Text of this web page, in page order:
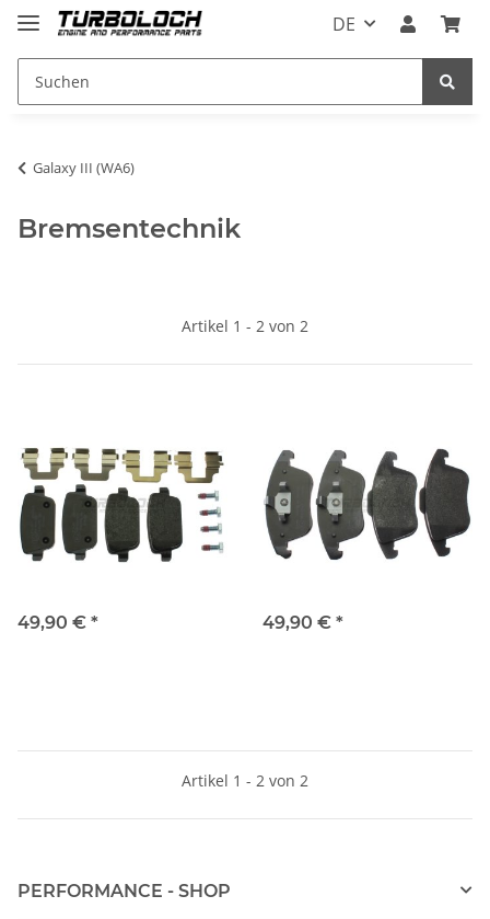
DE
Galaxy III (WA6)
Bremsentechnik
Artikel 1 - 2 von 2
49,90 € * 49,90 € *
Artikel 1 - 2 von 2
PERFORMANCE - SHOP